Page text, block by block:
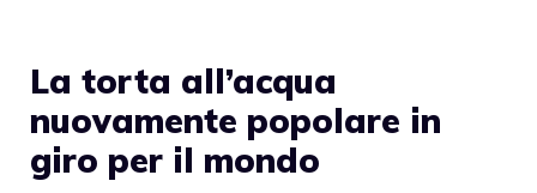
La torta all’acqua
nuovamente popolare in
giro per il mondo